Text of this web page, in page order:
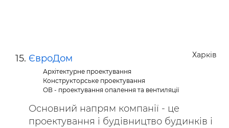
Харків
ЄвроДом
Архітектурне проектування
Конструкторське проектування
ОВ - проектування опалення та вентиляції
Основний напрям компанії - це
проектування і будівництво будинків і